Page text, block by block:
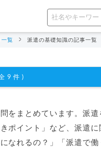
一覧 派遣の基礎知識の記事一覧
9 件 )
をまとめています。派
ポイント」など、派遣
なれるの？」「派遣で